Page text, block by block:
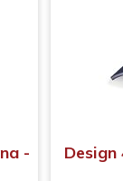
-